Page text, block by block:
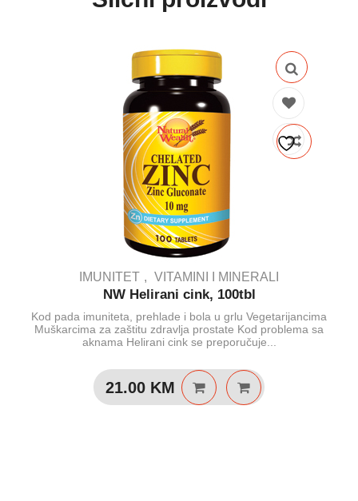
IMUNITET VITAMINI I MINERALI
NW Helirani cink, 100tbl
Kod pada imuniteta, prehlade i bola u grlu Vegetarijancima
Muškarcima za zaštitu zdravlja prostate Kod problema sa
aknama Helirani cink se preporučuje...
21.00 KM